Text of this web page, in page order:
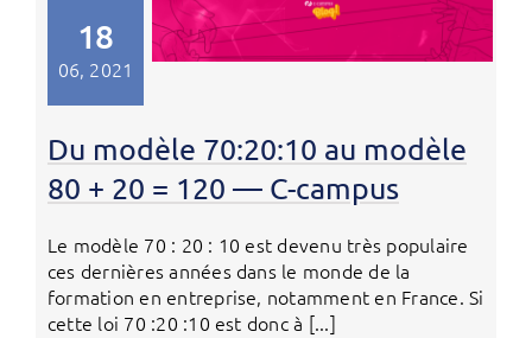
18
06, 2021
Du modèle 70:20:10 au modèle
80 + 20 = 120 — C-campus
Le modèle 70 : 20 : 10 est devenu très populaire
ces dernières années dans le monde de la
formation en entreprise, notamment en France. Si
cette loi 70 :20 :10 est donc à [...]